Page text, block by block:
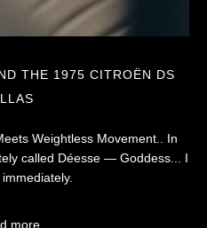
THE 1975 CITROËN DS
Weightless Movement.. In
called Déesse — Goddess... I
more